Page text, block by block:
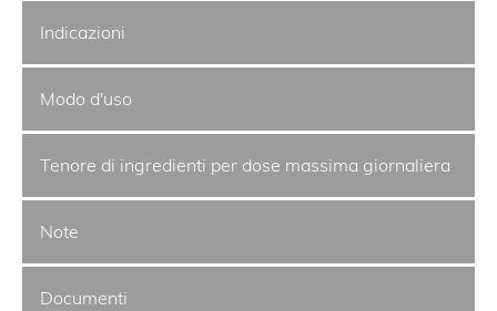
Indicazioni
Modo d'uso
Tenore di ingredienti per dose massima giornaliera
Note
Documenti